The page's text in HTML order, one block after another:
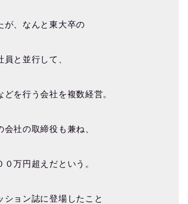
が、なんと東大卒の
員と並行して、
どを行う会社を複数経営。
会社の取締役も兼ね、
０万円超えだという。
ション誌に登場したこと